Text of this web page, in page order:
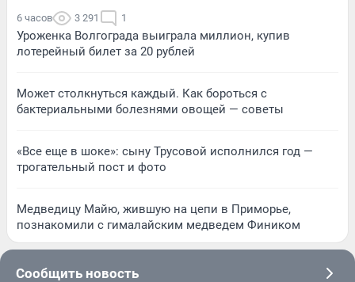
6 часов 3 291 1
Уроженка Волгограда выиграла миллион, купив
лотерейный билет за 20 рублей
Может столкнуться каждый. Как бороться с
бактериальными болезнями овощей — советы
«Все еще в шоке»: сыну Трусовой исполнился год —
трогательный пост и фото
Медведицу Майю, жившую на цепи в Приморье,
познакомили с гималайским медведем Фиником
Сообщить новость